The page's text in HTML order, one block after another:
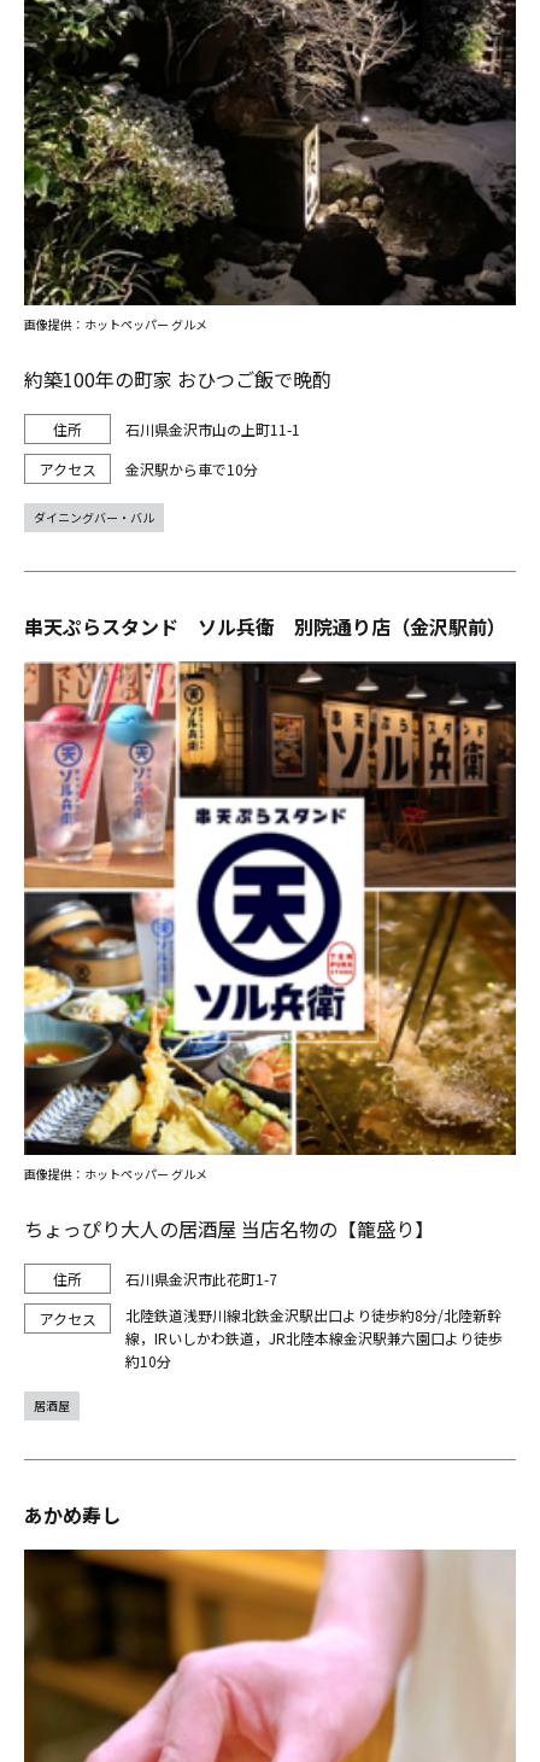
約築100年の町家 おひつご飯で晩酌
石川県金沢市山の上町11-1
金沢駅から車で10分
画像提供：ホットペッパー グルメ
ダイニングバー・バル
串天ぷらスタンド ソル兵衛 別院通り店（金沢駅前）
ちょっぴり大人の居酒屋 当店名物の【籠盛り】
石川県金沢市此花町1-7
北陸鉄道浅野川線北鉄金沢駅出口より徒歩約8分/北陸新幹
線，IRいしかわ鉄道，JR北陸本線金沢駅兼六園口より徒歩
約10分
画像提供：ホットペッパー グルメ
居酒屋
あかめ寿し